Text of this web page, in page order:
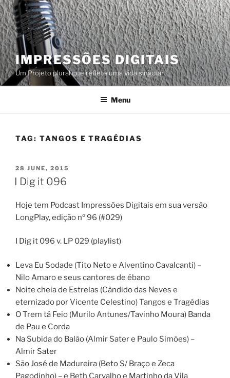
Skip
to
content
IMPRESSÕES DIGITAIS
Um Projeto plural que reflete uma vida singular
Menu
TAG: TANGOS E TRAGÉDIAS
POSTED
ON
28 JUNE, 2015
I Dig it 096
Hoje tem Podcast Impressões Digitais em sua versão
LongPlay, edição nº 96 (#029)
I Dig it 096 v. LP 029 (playlist)
Leva Eu Sodade (Tito Neto e Alventino Cavalcanti) –
Nilo Amaro e seus cantores de ébano
Noite cheia de Estrelas (Cândido das Neves e
eternizado por Vicente Celestino) Tangos e Tragédias
O Trem tá Feio (Murilo Antunes/Tavinho Moura) Banda
de Pau e Corda
Na Subida do Balão (Almir Sater e Paulo Simões) –
Almir Sater
São José de Madureira (Beto S/ Braço e Zeca
Pagodinho) – e Beth Carvalho e Martinho da Vila